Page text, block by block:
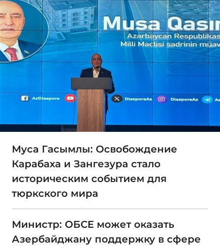
Муса Гасымлы: Освобождение
Карабаха и Зангезура стало
историческим событием для
тюркского мира
Министр: ОБСЕ может оказать
Азербайджану поддержку в сфере